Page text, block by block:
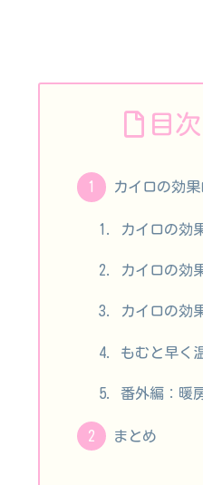
目次
カイロの効
カイロの効
カイロの効
カイロの効
もむと早く
番外編：暖
まとめ